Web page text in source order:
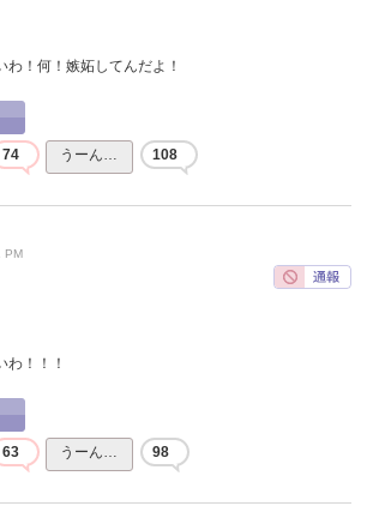
わ！何！嫉妬してんだよ！
74 うーん… 108
PM
わ！！！
63 うーん… 98